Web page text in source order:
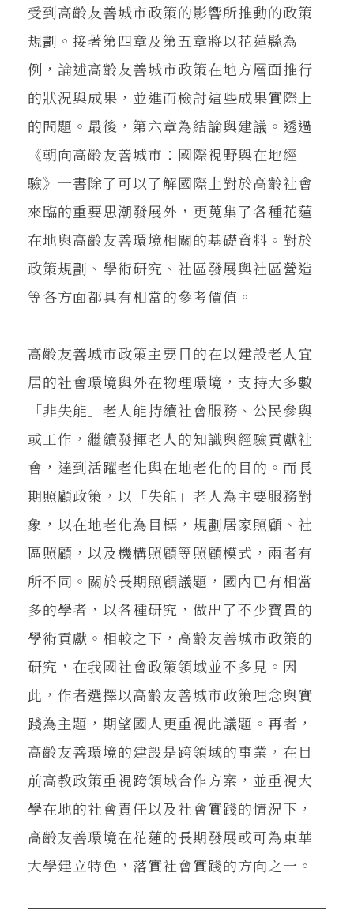
受到高齡友善城市政策的影響所推動的政策
規劃。接著第四章及第五章將以花蓮縣為
例，論述高齡友善城市政策在地方層面推行
的狀況與成果，並進而檢討這些成果實際上
的問題。最後，第六章為結論與建議。透過
《朝向高齡友善城市：國際視野與在地經
驗》一書除了可以了解國際上對於高齡社會
來臨的重要思潮發展外，更蒐集了各種花蓮
在地與高齡友善環境相關的基礎資料。對於
政策規劃、學術研究、社區發展與社區營造
等各方面都具有相當的參考價值。
高齡友善城市政策主要目的在以建設老人宜
居的社會環境與外在物理環境，支持大多數
「非失能」老人能持續社會服務、公民參與
或工作，繼續發揮老人的知識與經驗貢獻社
會，達到活躍老化與在地老化的目的。而長
期照顧政策，以「失能」老人為主要服務對
象，以在地老化為目標，規劃居家照顧、社
區照顧，以及機構照顧等照顧模式，兩者有
所不同。關於長期照顧議題，國內已有相當
多的學者，以各種研究，做出了不少寶貴的
學術貢獻。相較之下，高齡友善城市政策的
研究，在我國社會政策領域並不多見。因
此，作者選擇以高齡友善城市政策理念與實
踐為主題，期望國人更重視此議題。再者，
高齡友善環境的建設是跨領域的事業，在目
前高教政策重視跨領域合作方案，並重視大
學在地的社會責任以及社會實踐的情況下，
高齡友善環境在花蓮的長期發展或可為東華
大學建立特色，落實社會實踐的方向之一。